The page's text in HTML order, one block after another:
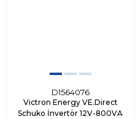
D1564076
Victron Energy VE.Direct
Schuko İnvertör 12V-800VA